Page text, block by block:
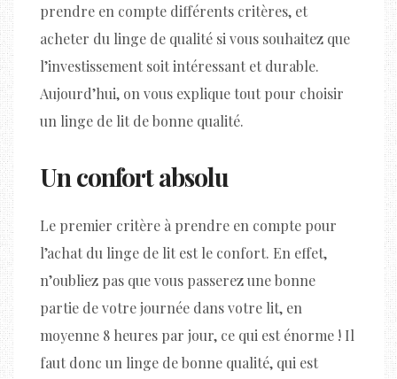
prendre en compte différents critères, et
acheter du linge de qualité si vous souhaitez que
l’investissement soit intéressant et durable.
Aujourd’hui, on vous explique tout pour choisir
un linge de lit de bonne qualité.
Un confort absolu
Le premier critère à prendre en compte pour
l’achat du linge de lit est le confort. En effet,
n’oubliez pas que vous passerez une bonne
partie de votre journée dans votre lit, en
moyenne 8 heures par jour, ce qui est énorme ! Il
faut donc un linge de bonne qualité, qui est